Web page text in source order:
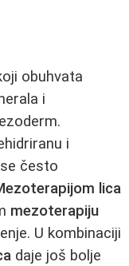
obuhvata
i
i
se često
lica
mezoterapiju
U kombinaciji
daje još bolje